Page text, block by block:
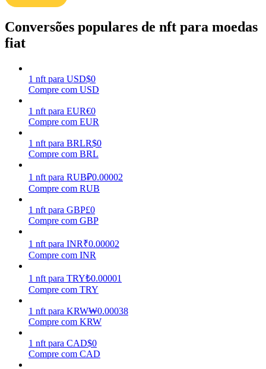
Ganhar
Ganhe recompensas competitivas diariamente
Estacamento
Conversões populares de nft para moedas
fiat
1 nft para USD$0
Compre com USD
1 nft para EUR€0
Compre com EUR
1 nft para BRLR$0
Compre com BRL
1 nft para RUB₽0.00002
Compre com RUB
1 nft para GBP£0
Compre com GBP
1 nft para INR₹0.00002
Compre com INR
1 nft para TRY₺0.00001
Compre com TRY
1 nft para KRW₩0.00038
Compre com KRW
1 nft para CAD$0
Compre com CAD